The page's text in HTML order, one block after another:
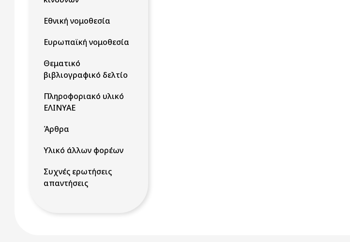
Εθνική νομοθεσία
Ευρωπαϊκή νομοθεσία
Θεματικό
βιβλιογραφικό δελτίο
Πληροφοριακό υλικό
ΕΛΙΝΥΑΕ
Άρθρα
Υλικό άλλων φορέων
Συχνές ερωτήσεις
απαντήσεις